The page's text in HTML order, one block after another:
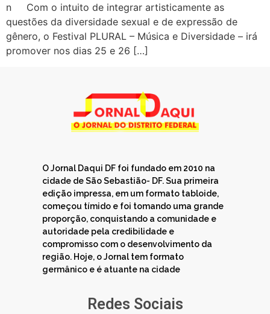
n Com o intuito de integrar artisticamente as
questões da diversidade sexual e de expressão de
gênero, o Festival PLURAL – Música e Diversidade – irá
promover nos dias 25 e 26 […]
O Jornal Daqui DF foi fundado em 2010 na
cidade de São Sebastião- DF. Sua primeira
edição impressa, em um formato tabloide,
começou tímido e foi tomando uma grande
proporção, conquistando a comunidade e
autoridade pela credibilidade e
compromisso com o desenvolvimento da
região. Hoje, o Jornal tem formato
germânico e é atuante na cidade
Redes Sociais